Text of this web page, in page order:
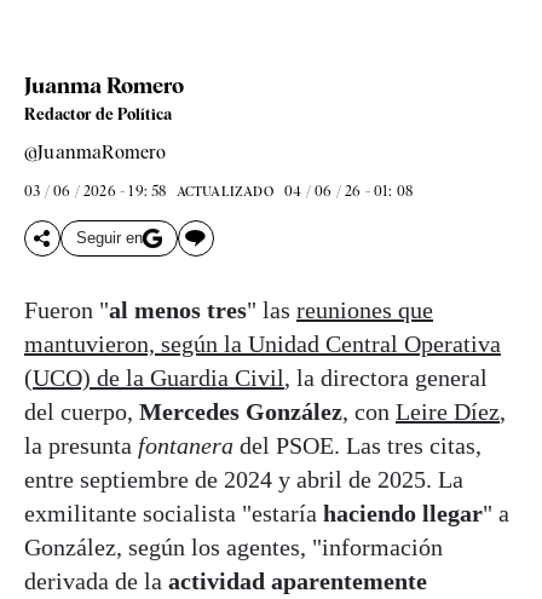
Juanma Romero
Redactor de Política
@JuanmaRomero
03 / 06 / 2026 - 19: 58 ACTUALIZADO 04 / 06 / 26 - 01: 08
Seguir en
Fueron "al menos tres" las reuniones que
mantuvieron, según la Unidad Central Operativa
(UCO) de la Guardia Civil, la directora general
del cuerpo, Mercedes González, con Leire Díez,
la presunta fontanera del PSOE. Las tres citas,
entre septiembre de 2024 y abril de 2025. La
exmilitante socialista "estaría haciendo llegar" a
González, según los agentes, "información
derivada de la actividad aparentemente